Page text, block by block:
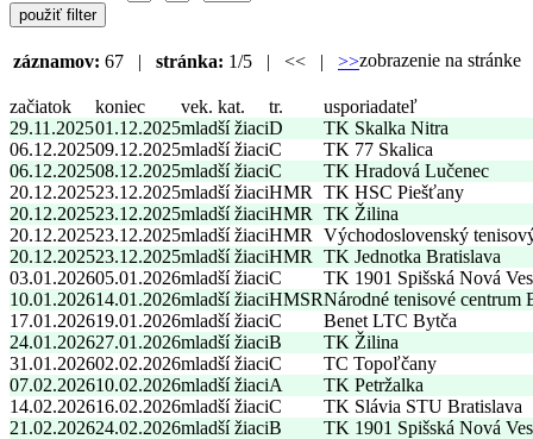
záznamov: 67 | stránka: 1/5 | << | >>zobrazenie na
začiatok koniec vek. kat. tr.
usporiadateľ
29.11.202501.12.2025mladší žiaciD
TK Skalka Nitra
06.12.202509.12.2025mladší žiaciC
TK 77 Skalica
06.12.202508.12.2025mladší žiaciC
TK Hradová Lučenec
20.12.202523.12.2025mladší žiaciHMR
TK HSC Piešťany
20.12.202523.12.2025mladší žiaciHMR
TK Žilina
20.12.202523.12.2025mladší žiaciHMR
Východoslovenský
20.12.202523.12.2025mladší žiaciHMR
TK Jednotka Bratislava
03.01.202605.01.2026mladší žiaciC
TK 1901 Spišská Nová Ves
10.01.202614.01.2026mladší žiaciHMSRNárodné tenisové centrum
17.01.202619.01.2026mladší žiaciC
Benet LTC Bytča
24.01.202627.01.2026mladší žiaciB
TK Žilina
31.01.202602.02.2026mladší žiaciC
TC Topoľčany
07.02.202610.02.2026mladší žiaciA
TK Petržalka
14.02.202616.02.2026mladší žiaciC
TK Slávia STU Bratislava
21.02.202624.02.2026mladší žiaciB TK 1901 Spišská Nová Ves